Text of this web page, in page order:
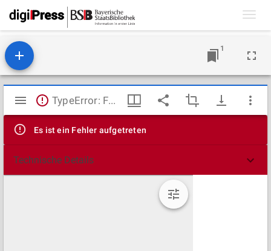
1
Mirador
Viewer
TypeError: Failed to fetch
Es ist ein Fehler aufgetreten
Technische Details